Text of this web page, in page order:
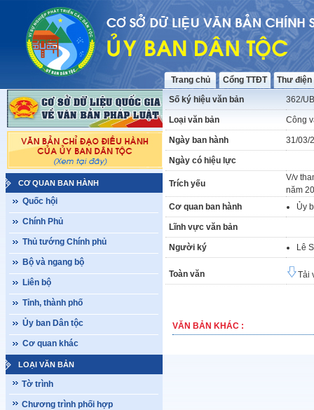
Trang chủ Cổng TTĐT Thư
CƠ QUAN BAN HÀNH
Quốc hội
Chính Phủ
Thủ tướng Chính phủ
Bộ và ngang bộ
Liên bộ
Tỉnh, thành phố
Ủy ban Dân tộc
Cơ quan khác
LOẠI VĂN BẢN
Tờ trình
Chương trình phối hợp
Số ký hiệu văn bản 362/
Loại văn bản Công
Ngày ban hành 31/03/
Ngày có hiệu lực
Trích yếu
V/v
năm
Cơ quan ban hành
Ủy
Lĩnh vực văn bản
Người ký Lê
Toàn văn Tải
VĂN BẢN KHÁC :